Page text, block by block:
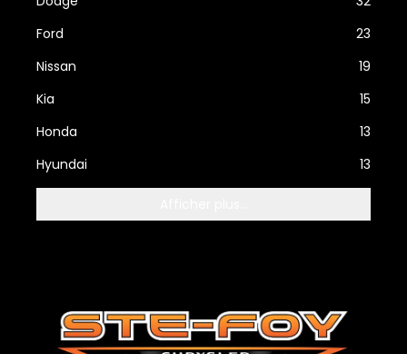
Ford
23
Nissan
19
Kia
15
Honda
13
Hyundai
13